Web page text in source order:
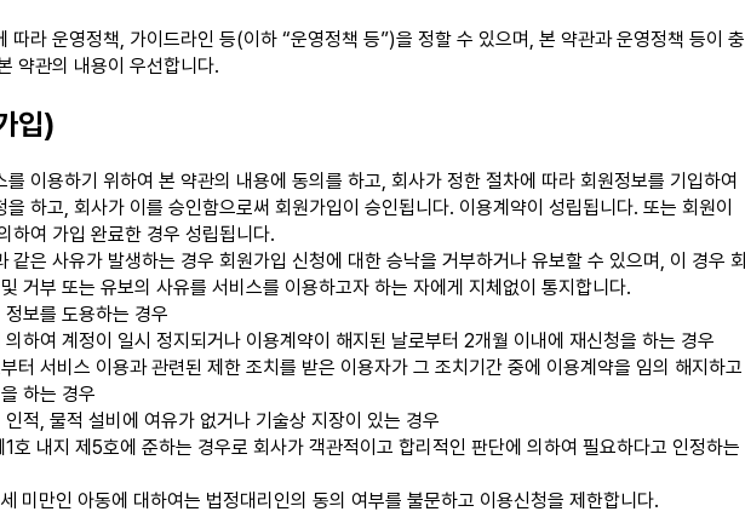
따라 운영정책, 가이드라인 등(이하 “운영정책 등”)을 정할 수 있으며, 본 약관과 운영정책 등이 충
약관의 내용이 우선합니다.
입)
를 이용하기 위하여 본 약관의 내용에 동의를 하고, 회사가 정한 절차에 따라 회원정보를 기입하여
을 하고, 회사가 이를 승인함으로써 회원가입이 승인됩니다. 이용계약이 성립됩니다. 또는 회원이
하여 가입 완료한 경우 성립됩니다.
같은 사유가 발생하는 경우 회원가입 신청에 대한 승낙을 거부하거나 유보할 수 있으며, 이 경우 회
거부 또는 유보의 사유를 서비스를 이용하고자 하는 자에게 지체없이 통지합니다.
정보를 도용하는 경우
의하여 계정이 일시 정지되거나 이용계약이 해지된 날로부터 2개월 이내에 재신청을 하는 경우
터 서비스 이용과 관련된 제한 조치를 받은 이용자가 그 조치기간 중에 이용계약을 임의 해지하고
하는 경우
인적, 물적 설비에 여유가 없거나 기술상 지장이 있는 경우
1호 내지 제5호에 준하는 경우로 회사가 객관적이고 합리적인 판단에 의하여 필요하다고 인정하는
미만인 아동에 대하여는 법정대리인의 동의 여부를 불문하고 이용신청을 제한합니다.